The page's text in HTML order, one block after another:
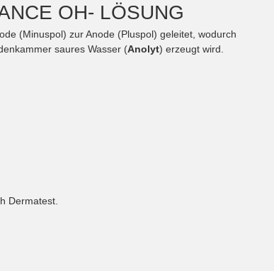
OH- LÖSUNG
(Minuspol) zur Anode (Pluspol) geleitet, wodurch
saures Wasser (Anolyt) erzeugt wird.
Dermatest.